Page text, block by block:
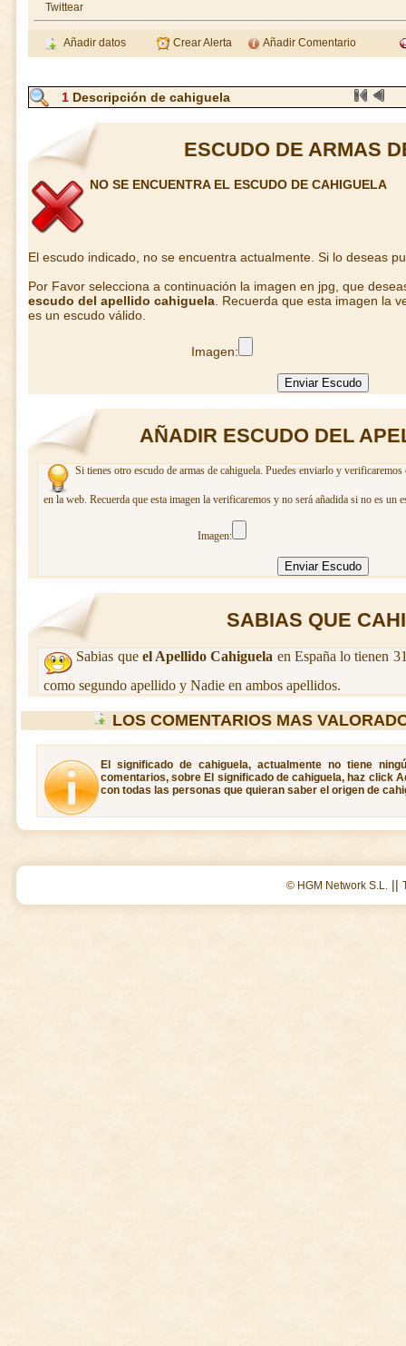
Twittear
Añadir datos Crear Alerta Añadir Comentario
1 Descripción de cahiguela
ESCUDO DE ARMAS
NO SE ENCUENTRA EL ESCUDO DE CAHIGUELA
El escudo indicado, no se encuentra actualmente. Si lo deseas
Por Favor selecciona a continuación la imagen en jpg, que
escudo del apellido cahiguela . Recuerda que esta imagen la
es un escudo válido.
Imagen:
AÑADIR ESCUDO DEL
Si tienes otro escudo de armas de cahiguela. Puedes enviarlo y
en la web. Recuerda que esta imagen la verificaremos y no será añadida si no es un
Imagen:
SABIAS QUE
Sabias que el Apellido Cahiguela en España lo tienen
como segundo apellido y Nadie en ambos apellidos.
LOS COMENTARIOS MAS
El significado de cahiguela, actualmente no tiene
comentarios, sobre El significado de cahiguela, haz click
con todas las personas que quieran saber el origen de
© HGM Network S.L. ||